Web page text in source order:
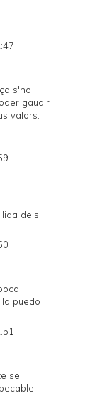
s'ho
gaudir
valors.
dels
puedo
se